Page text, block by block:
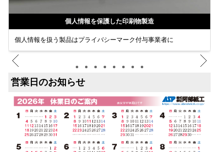
個人情報を保護した印刷物製造
個人情報を扱う製品はプライバシーマーク付与事業者に
営業日のお知らせ